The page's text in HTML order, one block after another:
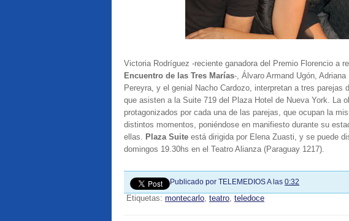
Victoria Rodríguez -reciente ganadora del Premio Florencio a
Encuentro de las Tres Marías-, Álvaro Armand Ugón,
Pereyra, y el genial Nacho Cardozo, interpretan a tres parejas
que asisten a la Suite 719 del Plaza Hotel de Nueva York. La
protagonizados por cada una de las parejas, que ocupan la
distintos momentos, poniéndose en manifiesto durante su
ellas. Plaza Suite está dirigida por Elena Zuasti, y se puede
domingos 19.30hs en el Teatro Alianza (Paraguay 1217).
Publicado por TELEMEDIOSA las 0:32
Etiquetas: montecarlo, teatro, teledoce